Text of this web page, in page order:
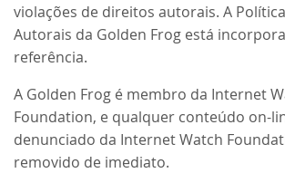
violações de direitos autorais. A
Autorais da Golden Frog está
referência.
A Golden Frog é membro da Internet
Foundation, e qualquer conteúdo on-
denunciado da Internet Watch
removido de imediato.